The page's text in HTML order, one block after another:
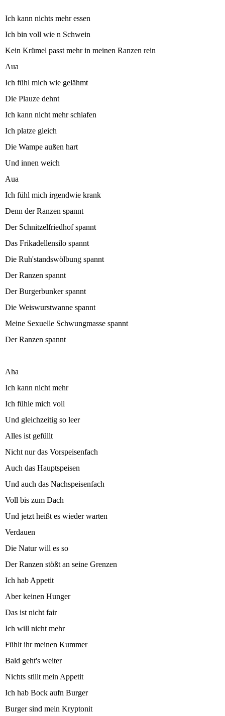
Ich kann nichts mehr essen
Ich bin voll wie n Schwein
Kein Krümel passt mehr in meinen Ranzen rein
Aua
Ich fühl mich wie gelähmt
Die Plauze dehnt
Ich kann nicht mehr schlafen
Ich platze gleich
Die Wampe außen hart
Und innen weich
Aua
Ich fühl mich irgendwie krank
Denn der Ranzen spannt
Der Schnitzelfriedhof spannt
Das Frikadellensilo spannt
Die Ruh'standswölbung spannt
Der Ranzen spannt
Der Burgerbunker spannt
Die Weiswurstwanne spannt
Meine Sexuelle Schwungmasse spannt
Der Ranzen spannt
Aha
Ich kann nicht mehr
Ich fühle mich voll
Und gleichzeitig so leer
Alles ist gefüllt
Nicht nur das Vorspeisenfach
Auch das Hauptspeisen
Und auch das Nachspeisenfach
Voll bis zum Dach
Und jetzt heißt es wieder warten
Verdauen
Die Natur will es so
Der Ranzen stößt an seine Grenzen
Ich hab Appetit
Aber keinen Hunger
Das ist nicht fair
Ich will nicht mehr
Fühlt ihr meinen Kummer
Bald geht's weiter
Nichts stillt mein Appetit
Ich hab Bock aufn Burger
Burger sind mein Kryptonit